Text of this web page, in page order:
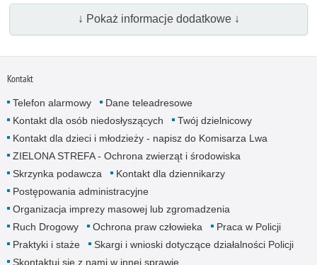
↓ Pokaż informacje dodatkowe ↓
Kontakt
Telefon alarmowy
Dane teleadresowe
Kontakt dla osób niedosłyszących
Twój dzielnicowy
Kontakt dla dzieci i młodzieży - napisz do Komisarza Lwa
ZIELONA STREFA - Ochrona zwierząt i środowiska
Skrzynka podawcza
Kontakt dla dziennikarzy
Postępowania administracyjne
Organizacja imprezy masowej lub zgromadzenia
Ruch Drogowy
Ochrona praw człowieka
Praca w Policji
Praktyki i staże
Skargi i wnioski dotyczące działalności Policji
Skontaktuj się z nami w innej sprawie